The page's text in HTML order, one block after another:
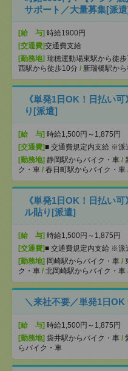
サポート／大量募集[派
[給 与] 時給1900円
[交通費]交通費支給
[勤務地] 瑞穂運動場東駅から徒
西駅から徒歩10分 / 新瑞橋駅か
《単発1日OK！日払い
り[派遣]
[給 与] 時給1,500円～1,875円
[交通費]■ 交通費規定内支給 ※派
[勤務地] 静岡駅からバイク・車 /
ク・車 / 春日町駅からバイク・車
《単発1日OK！日払い
ル貼り[派遣]
[給 与] 時給1,500円～1,875円
[交通費]■ 交通費規定内支給 ※派
[勤務地] 岡崎駅からバイク・車 /
ク・車 / 北岡崎駅からバイク・車
＼来社不要／単発1日
[給 与] 時給1,500円～1,875円
[勤務地] 袋井駅からバイク・車 /
らバイク・車